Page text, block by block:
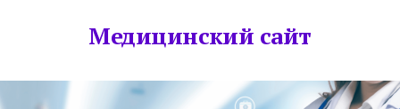
Медицинский сайт